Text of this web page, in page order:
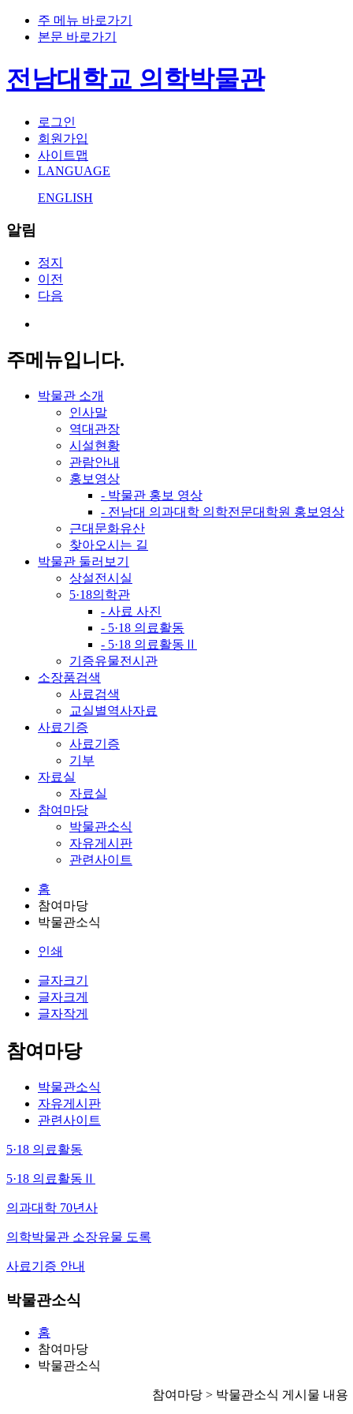
주 메뉴 바로가기
본문 바로가기
전남대학교 의학박물관
로그인
회원가입
사이트맵
LANGUAGE
ENGLISH
알림
정지
이전
다음
주메뉴입니다.
박물관 소개
인사말
역대관장
시설현황
관람안내
홍보영상
- 박물관 홍보 영상
- 전남대 의과대학 의학전문대학원 홍보영상
근대문화유산
찾아오시는 길
박물관 둘러보기
상설전시실
5·18의학관
- 사료 사진
- 5·18 의료활동
- 5·18 의료활동Ⅱ
기증유물전시관
소장품검색
사료검색
교실별역사자료
사료기증
사료기증
기부
자료실
자료실
참여마당
박물관소식
자유게시판
관련사이트
홈
참여마당
박물관소식
인쇄
글자크기
글자크게
글자작게
참여마당
박물관소식
자유게시판
관련사이트
5·18 의료활동
5·18 의료활동Ⅱ
의과대학 70년사
의학박물관 소장유물 도록
사료기증 안내
박물관소식
홈
참여마당
박물관소식
참여마당 > 박물관소식 게시물 내용